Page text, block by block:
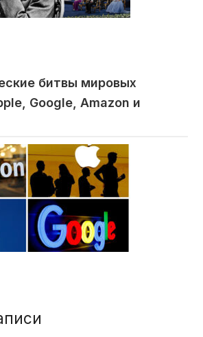
битвы мировых
Google, Amazon и